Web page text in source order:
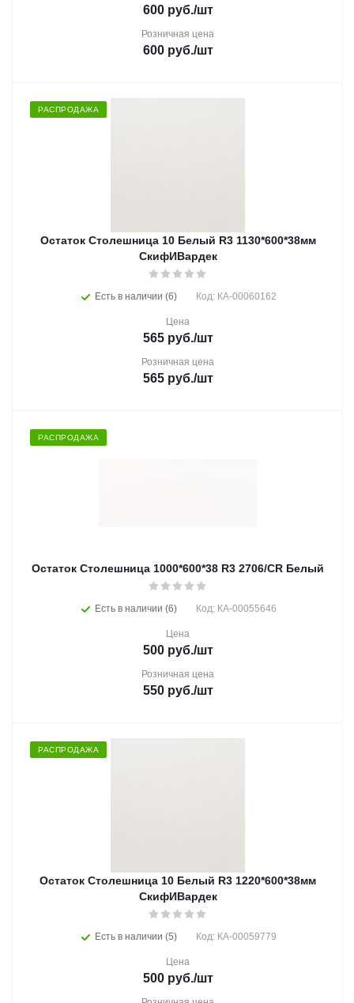
600руб./шт
Розничная цена
600руб./шт
РАСПРОДАЖА
Остаток Столешница 10 Белый R3 1130*600*38мм
СкифИВардек
Есть в наличии (6) Код: КА-00060162
Цена
565руб./шт
Розничная цена
565руб./шт
РАСПРОДАЖА
Остаток Столешница 1000*600*38 R3 2706/CR Белый
Есть в наличии (6) Код: КА-00055646
Цена
500руб./шт
Розничная цена
550руб./шт
РАСПРОДАЖА
Остаток Столешница 10 Белый R3 1220*600*38мм
СкифИВардек
Есть в наличии (5) Код: КА-00059779
Цена
500руб./шт